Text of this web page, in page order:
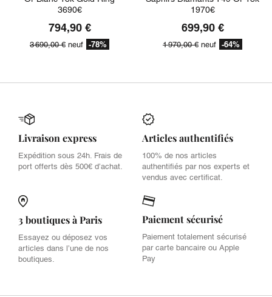
3690€
794,90 €
3 690,00 € neuf -78%
1970€
699,90 €
1 970,00 € neuf -64%
Livraison express
Expédition sous 24h. Frais de
port offerts dès 500€ d’achat.
Articles authentifiés
100% de nos articles
authentifiés par nos experts et
vendus avec certificat.
3 boutiques à Paris
Essayez ou déposez vos
articles dans l’une de nos
boutiques.
Paiement sécurisé
Paiement totalement sécurisé
par carte bancaire ou Apple
Pay